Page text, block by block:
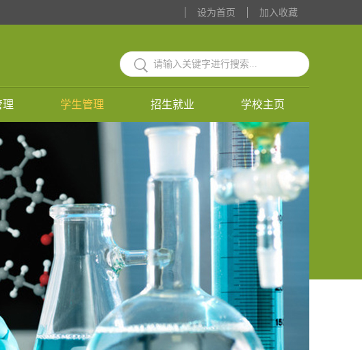
设为首页 加入收藏
理 学生管理 招生就业 学校主页